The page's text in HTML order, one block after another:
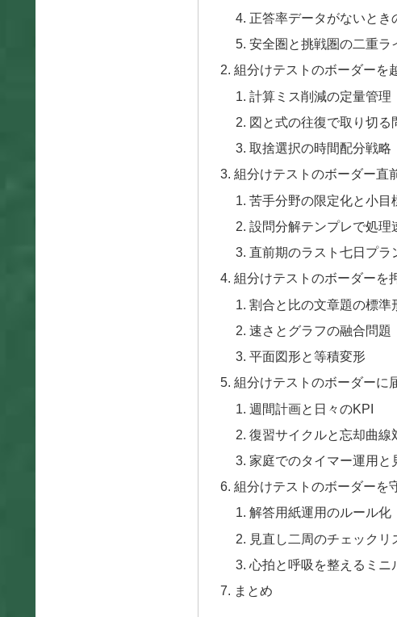
正答率データがないとき
安全圏と挑戦圏の二重ラ
組分けテストのボーダーを
計算ミス削減の定量管理
図と式の往復で取り切る
取捨選択の時間配分戦略
組分けテストのボーダー直
苦手分野の限定化と小目
設問分解テンプレで処理
直前期のラスト七日プラ
組分けテストのボーダーを
割合と比の文章題の標準
速さとグラフの融合問題
平面図形と等積変形
組分けテストのボーダーに
週間計画と日々のKPI
復習サイクルと忘却曲線
家庭でのタイマー運用と
組分けテストのボーダーを
解答用紙運用のルール化
見直し二周のチェックリ
心拍と呼吸を整えるミニ
まとめ